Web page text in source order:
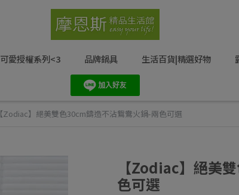
可愛授權系列<3 品牌鍋具 生活百貨|精選好物
【Zodiac】絕美雙色30cm鑄造不沾鴛鴦火鍋-兩色可選
【Zodiac】絕美
色可選